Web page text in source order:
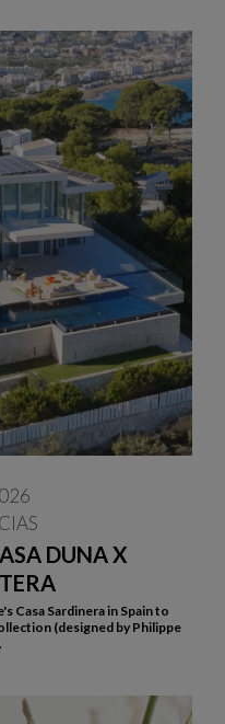
DUNA X
Casa Sardinera in Spain to
(designed by Philippe